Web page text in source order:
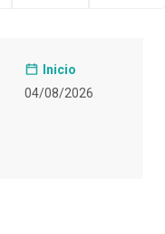
Inicio
04/08/2026